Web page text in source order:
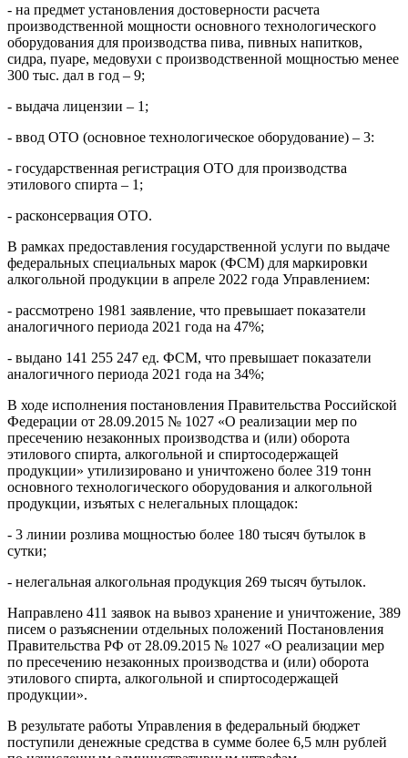
- на предмет установления достоверности расчета
производственной мощности основного технологического
оборудования для производства пива, пивных напитков,
сидра, пуаре, медовухи с производственной мощностью менее
300 тыс. дал в год – 9;
- выдача лицензии – 1;
- ввод ОТО (основное технологическое оборудование) – 3:
- государственная регистрация ОТО для производства
этилового спирта – 1;
- расконсервация ОТО.
В рамках предоставления государственной услуги по выдаче
федеральных специальных марок (ФСМ) для маркировки
алкогольной продукции в апреле 2022 года Управлением:
- рассмотрено 1981 заявление, что превышает показатели
аналогичного периода 2021 года на 47%;
- выдано 141 255 247 ед. ФСМ, что превышает показатели
аналогичного периода 2021 года на 34%;
В ходе исполнения постановления Правительства Российской
Федерации от 28.09.2015 № 1027 «О реализации мер по
пресечению незаконных производства и (или) оборота
этилового спирта, алкогольной и спиртосодержащей
продукции» утилизировано и уничтожено более 319 тонн
основного технологического оборудования и алкогольной
продукции, изъятых с нелегальных площадок:
- 3 линии розлива мощностью более 180 тысяч бутылок в
сутки;
- нелегальная алкогольная продукция 269 тысяч бутылок.
Направлено 411 заявок на вывоз хранение и уничтожение, 389
писем о разъяснении отдельных положений Постановления
Правительства РФ от 28.09.2015 № 1027 «О реализации мер
по пресечению незаконных производства и (или) оборота
этилового спирта, алкогольной и спиртосодержащей
продукции».
В результате работы Управления в федеральный бюджет
поступили денежные средства в сумме более 6,5 млн рублей